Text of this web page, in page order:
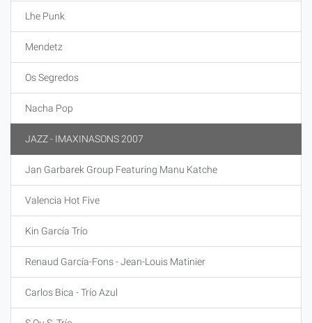
Lhe Punk
Mendetz
Os Segredos
Nacha Pop
JAZZ - IMAXINASONS 2007
Jan Garbarek Group Featuring Manu Katche
Valencia Hot Five
Kin García Trío
Renaud García-Fons - Jean-Louis Matinier
Carlos Bica - Trío Azul